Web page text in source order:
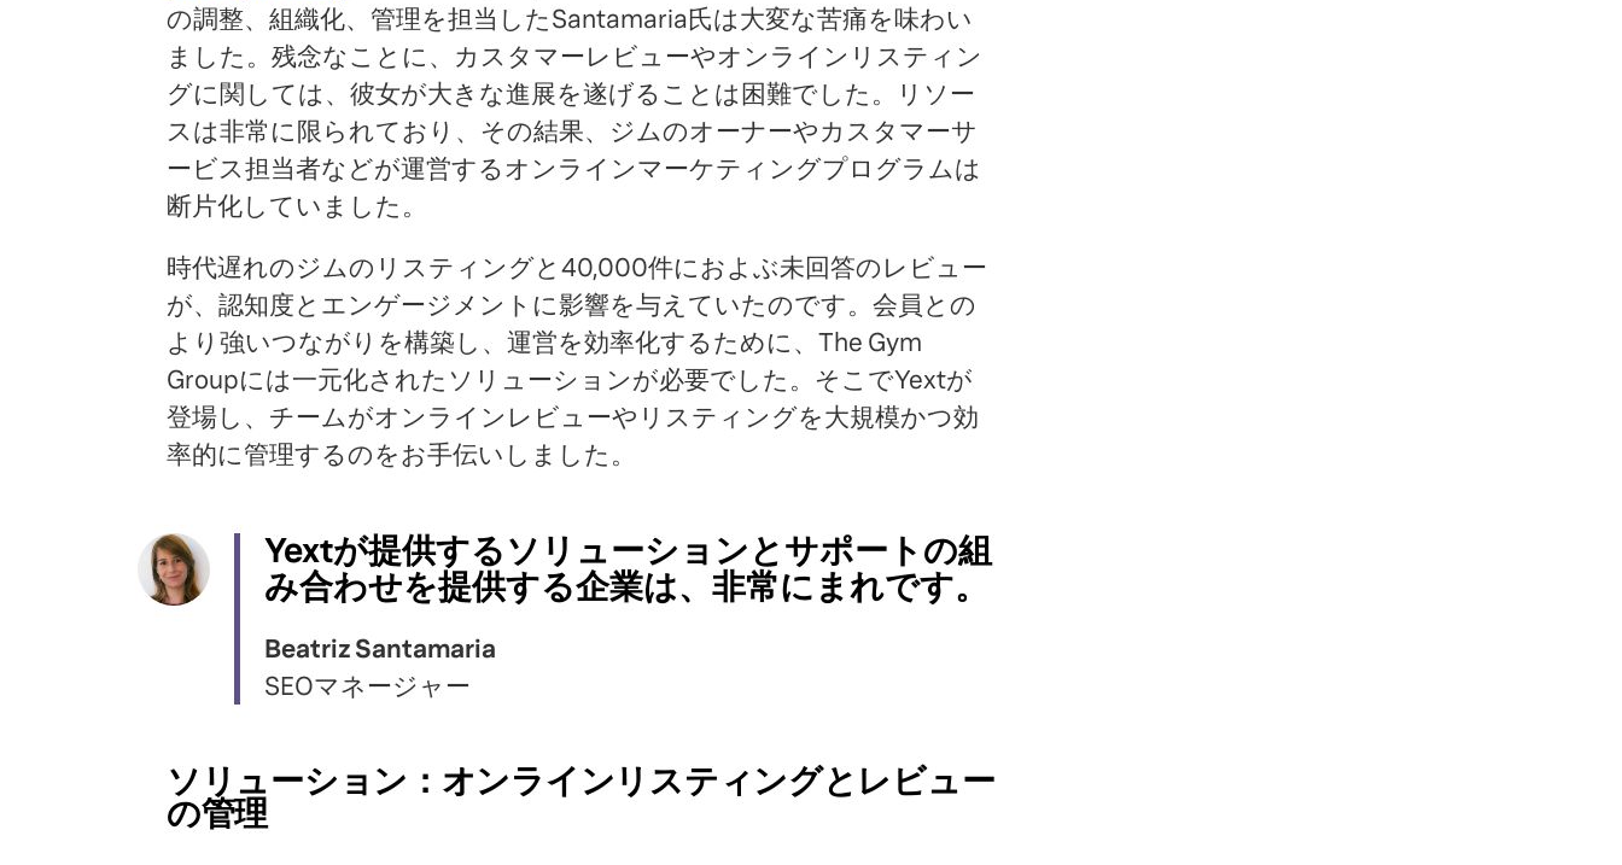
の調整、組織化、管理を担当したSantamaria氏は大変な苦痛を味わい
ました。残念なことに、カスタマーレビューやオンラインリスティン
グに関しては、彼女が大きな進展を遂げることは困難でした。リソー
スは非常に限られており、その結果、ジムのオーナーやカスタマーサ
ービス担当者などが運営するオンラインマーケティングプログラムは
断片化していました。
時代遅れのジムのリスティングと40,000件におよぶ未回答のレビュー
が、認知度とエンゲージメントに影響を与えていたのです。会員との
より強いつながりを構築し、運営を効率化するために、The Gym
Groupには一元化されたソリューションが必要でした。そこでYextが
登場し、チームがオンラインレビューやリスティングを大規模かつ効
率的に管理するのをお手伝いしました。
Yextが提供するソリューションとサポートの組
み合わせを提供する企業は、非常にまれです。
Beatriz Santamaria
SEOマネージャー
ソリューション：オンラインリスティングとレビュー
の管理